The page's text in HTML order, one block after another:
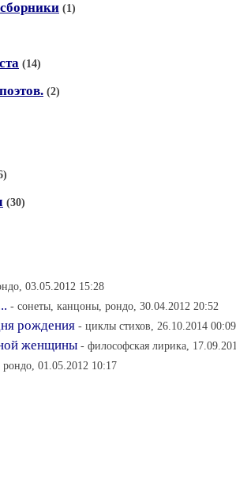
(1)
(14)
(2)
(30)
03.05.2012 15:28
- сонеты, канцоны, рондо, 30.04.2012 20:52
рождения - циклы стихов, 26.10.2014 00:09
женщины - философская лирика,
01.05.2012 10:17